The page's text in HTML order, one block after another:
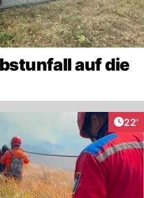
auf die
22'